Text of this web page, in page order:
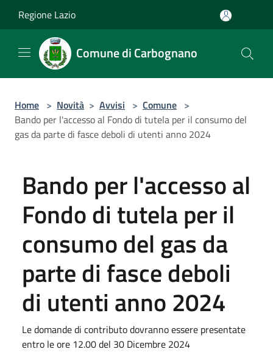
Regione Lazio
Comune di Carbognano
Home > Novità > Avvisi > Comune >
Bando per l'accesso al Fondo di tutela per il consumo del
gas da parte di fasce deboli di utenti anno 2024
Bando per l'accesso al
Fondo di tutela per il
consumo del gas da
parte di fasce deboli
di utenti anno 2024
Le domande di contributo dovranno essere presentate
entro le ore 12.00 del 30 Dicembre 2024